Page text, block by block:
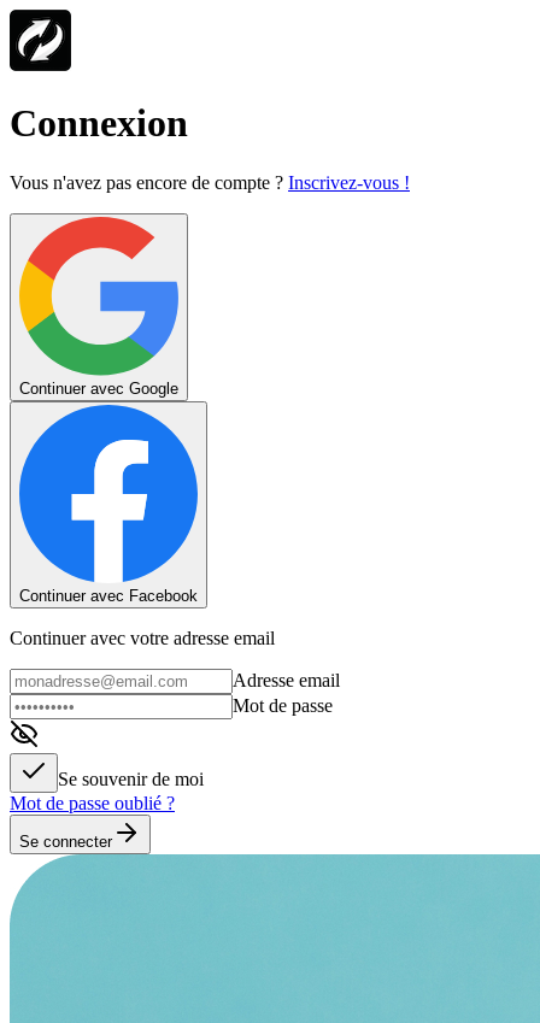
Connexion
Vous n'avez pas encore de compte ? Inscrivez-vous !
Continuer avec Google
Continuer avec Facebook
Continuer avec votre adresse email
Adresse email
Mot de passe
Se souvenir de moi
Mot de passe oublié ?
Se connecter